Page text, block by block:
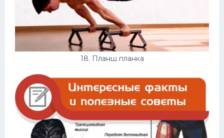
18. Планш планка